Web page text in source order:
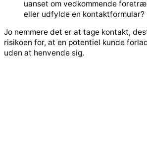
uanset om vedkommende
eller udfylde en kontaktformular?
Jo nemmere det er at tage kontakt,
risikoen for, at en potentiel kunde
uden at henvende sig.